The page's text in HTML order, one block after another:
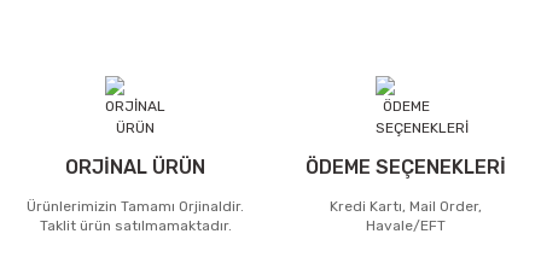
ORJİNAL ÜRÜN
Ürünlerimizin Tamamı Orjinaldir.
Taklit ürün satılmamaktadır.
ÖDEME SEÇENEKLERİ
Kredi Kartı, Mail Order,
Havale/EFT